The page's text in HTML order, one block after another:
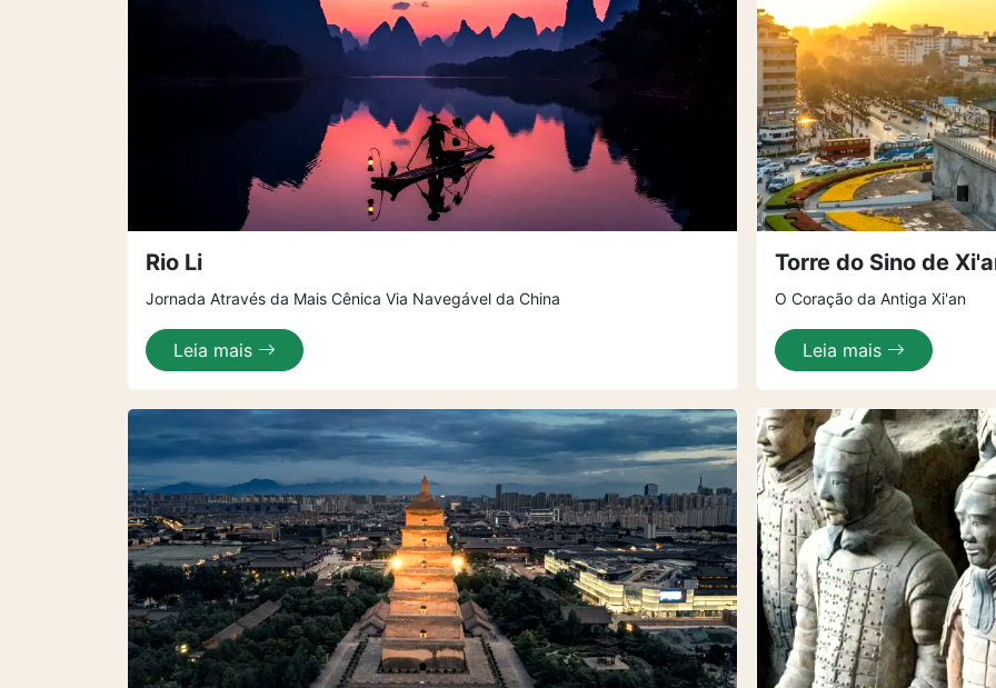
Rio Li
Jornada Através da Mais Cênica Via Navegável da China
Leia mais
Torre do Sino de
O Coração da Antiga Xi'an
Leia mais